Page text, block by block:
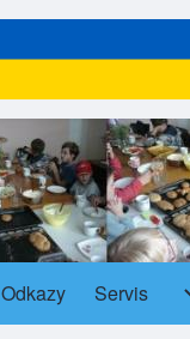
Odkazy Servis